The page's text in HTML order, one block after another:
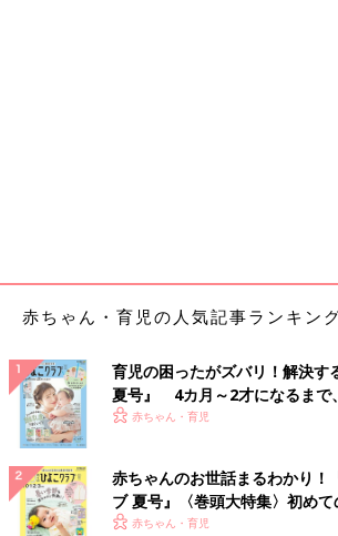
赤ちゃん・育児の人気記事ランキン
育児の困ったがズバリ！解決す
夏号』 4カ月～2才になるまで
いっぱい！
赤ちゃん・育児
赤ちゃんのお世話まるわかり！
ブ 夏号』〈巻頭大特集〉初め
く！ おっぱい・ミルクの基本と
赤ちゃん・育児